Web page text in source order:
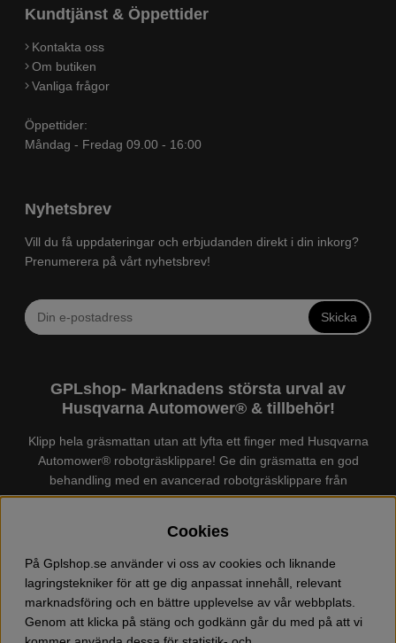
Kundtjänst & Öppettider
Kontakta oss
Om butiken
Vanliga frågor
Öppettider:
Måndag - Fredag 09.00 - 16:00
Nyhetsbrev
Vill du få uppdateringar och erbjudanden direkt i din inkorg?
Prenumerera på vårt nyhetsbrev!
Skicka
GPLshop- Marknadens största urval av
Husqvarna Automower® & tillbehör!
Klipp hela gräsmattan utan att lyfta ett finger med Husqvarna
Automower® robotgräsklippare! Ge din gräsmatta en god
behandling med en avancerad robotgräsklippare från
Husqvarna. Det finns enHusqvarna Automower®för just din
marknadens största urval av tillbehör och reservdelar till
Husqvarna Automower® och GARDENA. Vi säljer även
Husqvarna skog och trädgårdsprodukter så som:
motorsågskläder och skor, grästrimmer, röjsåg, häcksax,
jordfräs, lövblås, högtryckstvätt, dammsugare, snöslunga,
kapmaskin, yxa, leksaker, olja mm. Välkommen till oss!
Cookies
På Gplshop.se använder vi oss av cookies och liknande
lagringstekniker för att ge dig anpassat innehåll, relevant
marknadsföring och en bättre upplevelse av vår webbplats.
Genom att klicka på stäng och godkänn går du med på att vi